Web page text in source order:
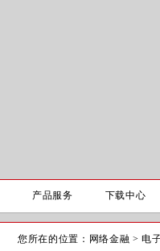
产品服务 下载中心
您所在的位置： 网络金融 >电